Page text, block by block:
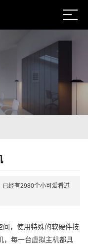
经有2980个小可爱看过
，使用特殊的软硬件技
，每一台虚拟主机都具